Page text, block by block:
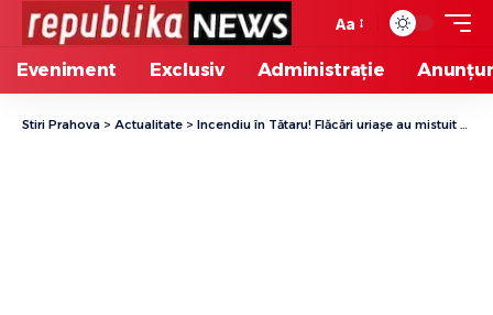
Aa
Eveniment Exclusiv Administrație
Stiri Prahova > Actualitate > Incendiu în Tătaru! Flăcări uriașe au mistuit o locuință! Intervenție de amploare a pompierilor militari/ VIDEO